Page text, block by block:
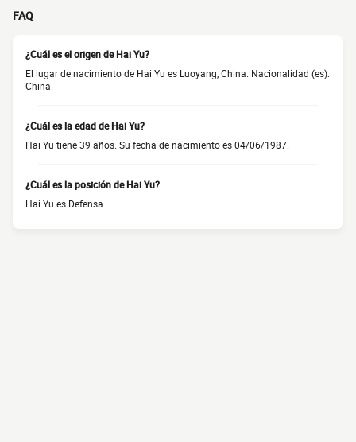
FAQ
¿Cuál es el origen de Hai Yu?
El lugar de nacimiento de Hai Yu es Luoyang, China. Nacionalidad (es):
China.
¿Cuál es la edad de Hai Yu?
Hai Yu tiene 39 años. Su fecha de nacimiento es 04/06/1987.
¿Cuál es la posición de Hai Yu?
Hai Yu es Defensa.